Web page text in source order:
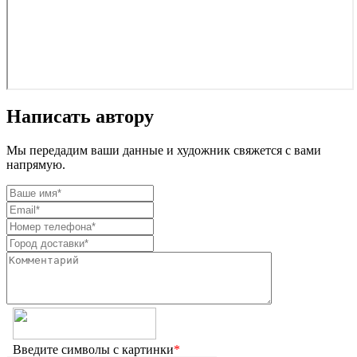
Написать автору
Мы передадим ваши данные и художник свяжется с вами
напрямую.
Введите символы с картинки*